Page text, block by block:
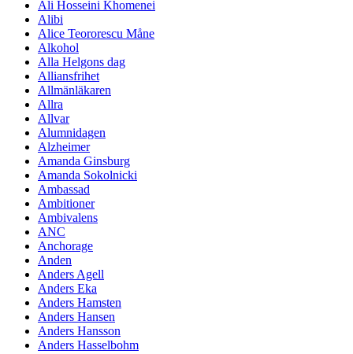
Ali Hosseini Khomenei
Alibi
Alice Teororescu Måne
Alkohol
Alla Helgons dag
Alliansfrihet
Allmänläkaren
Allra
Allvar
Alumnidagen
Alzheimer
Amanda Ginsburg
Amanda Sokolnicki
Ambassad
Ambitioner
Ambivalens
ANC
Anchorage
Anden
Anders Agell
Anders Eka
Anders Hamsten
Anders Hansen
Anders Hansson
Anders Hasselbohm